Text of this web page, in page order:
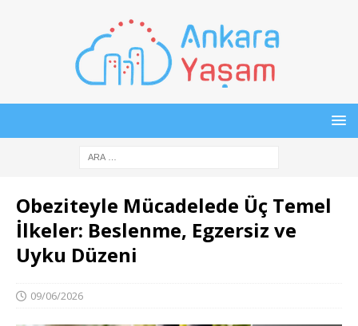
Obeziteyle Mücadelede Üç Temel
İlkeler: Beslenme, Egzersiz ve
Uyku Düzeni
09/06/2026